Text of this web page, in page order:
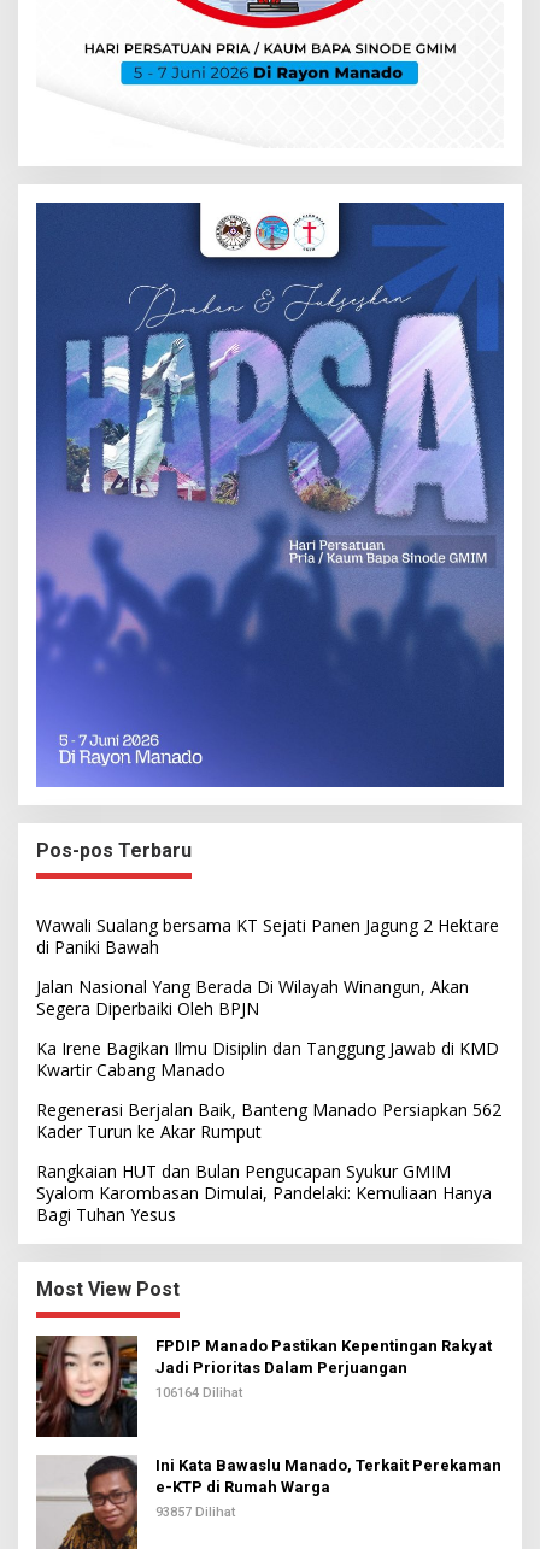
Pos-pos Terbaru
Wawali Sualang bersama KT Sejati Panen Jagung 2 Hektare
di Paniki Bawah
Jalan Nasional Yang Berada Di Wilayah Winangun, Akan
Segera Diperbaiki Oleh BPJN
Ka Irene Bagikan Ilmu Disiplin dan Tanggung Jawab di KMD
Kwartir Cabang Manado
Regenerasi Berjalan Baik, Banteng Manado Persiapkan 562
Kader Turun ke Akar Rumput
Rangkaian HUT dan Bulan Pengucapan Syukur GMIM
Syalom Karombasan Dimulai, Pandelaki: Kemuliaan Hanya
Bagi Tuhan Yesus
Most View Post
FPDIP Manado Pastikan Kepentingan Rakyat
Jadi Prioritas Dalam Perjuangan
106164 Dilihat
Ini Kata Bawaslu Manado, Terkait Perekaman
e-KTP di Rumah Warga
93857 Dilihat